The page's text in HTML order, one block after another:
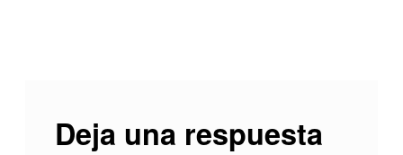
Deja una respuesta